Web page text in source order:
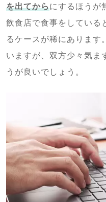
を出てからにするほうが
飲食店で食事をしている
るケースが稀にあります
いますが、双方少々気ま
うが良いでしょう。